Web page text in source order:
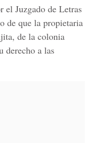
el Juzgado de Letras
de que la propietaria
de la colonia
derecho a las